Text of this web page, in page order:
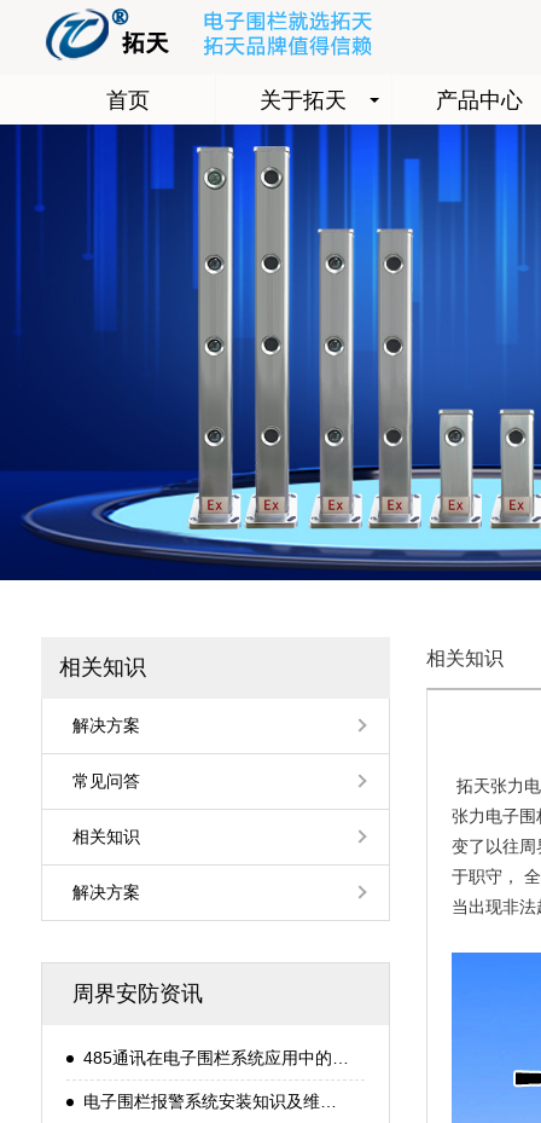
首页 关于拓天 产品中心
相关知识
解决方案
常见问答
相关知识
解决方案
周界安防资讯
485通讯在电子围栏系统应用中的知识
电子围栏报警系统安装知识及维护方
相关知识
拓天张力
张力电子围
变了以往
于职守，
当出现非